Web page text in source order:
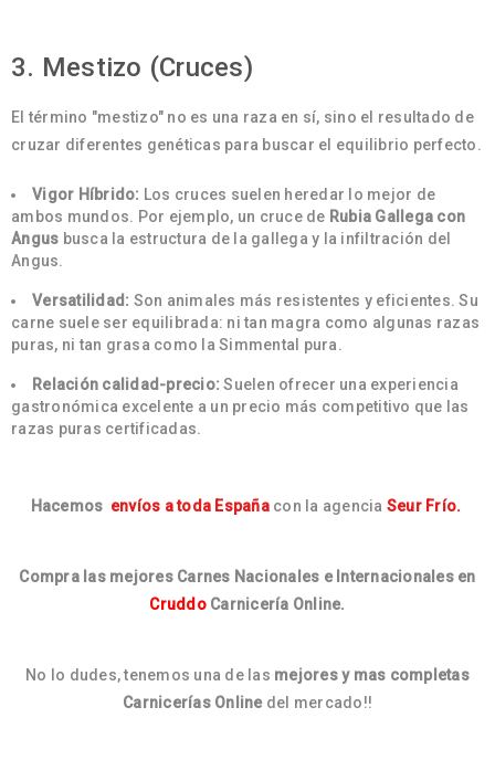
3. Mestizo (Cruces)
El término "mestizo" no es una raza en sí, sino el resultado de
cruzar diferentes genéticas para buscar el equilibrio perfecto.
Vigor Híbrido: Los cruces suelen heredar lo mejor de
ambos mundos. Por ejemplo, un cruce de Rubia Gallega con
Angus busca la estructura de la gallega y la infiltración del
Angus.
Versatilidad: Son animales más resistentes y eficientes. Su
carne suele ser equilibrada: ni tan magra como algunas razas
puras, ni tan grasa como la Simmental pura.
Relación calidad-precio: Suelen ofrecer una experiencia
gastronómica excelente a un precio más competitivo que las
razas puras certificadas.
Hacemos envíos a toda Españacon la agencia Seur Frío.
Compra las mejores Carnes Nacionales e Internacionales en
Cruddo Carnicería Online.
No lo dudes, tenemos una de las mejores y mas completas
Carnicerías Onlinedel mercado!!